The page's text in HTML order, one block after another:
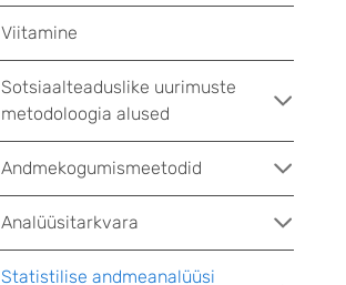
Viitamine
Sotsiaalteaduslike uurimuste
metodoloogia alused
Andmekogumismeetodid
Analüüsitarkvara
Statistilise andmeanalüüsi